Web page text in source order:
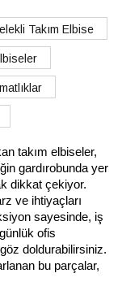
Takım Elbise
takım elbiseler,
gardırobunda yer
dikkat çekiyor.
ve ihtiyaçları
sayesinde, iş
ofis
göz doldurabilirsiniz.
bu parçalar,